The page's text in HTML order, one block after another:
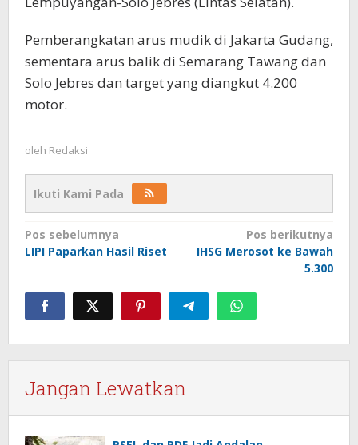
Pemberangkatan arus mudik di Jakarta Gudang,
sementara arus balik di Semarang Tawang dan
Solo Jebres dan target yang diangkut 4.200
motor.
oleh Redaksi
Ikuti Kami Pada
Navigasi
pos
Pos sebelumnya
LIPI Paparkan Hasil Riset
Pos berikutnya
IHSG Merosot ke Bawah
5.300
Jangan Lewatkan